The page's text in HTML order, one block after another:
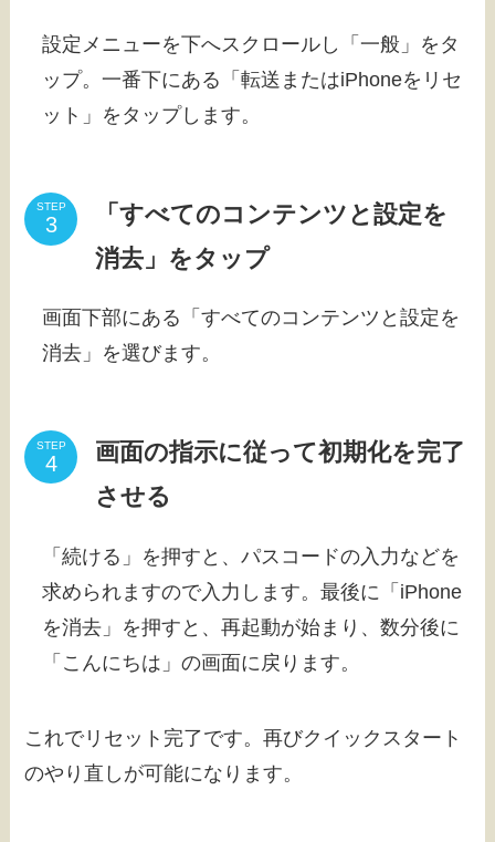
設定メニューを下へスクロールし「一般」をタ
ップ。一番下にある「転送またはiPhoneをリセ
ット」をタップします。
STEP
「すべてのコンテンツと設定を
消去」をタップ
画面下部にある「すべてのコンテンツと設定を
消去」を選びます。
STEP
画面の指示に従って初期化を完了
させる
「続ける」を押すと、パスコードの入力などを
求められますので入力します。最後に「iPhone
を消去」を押すと、再起動が始まり、数分後に
「こんにちは」の画面に戻ります。
これでリセット完了です。再びクイックスタート
のやり直しが可能になります。